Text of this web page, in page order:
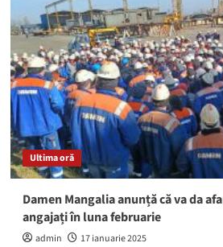
Georgescu:
„Limanu,
2
Mai,
Vama
Veche
și
Hagieni
au
o
echipă
formată
un
deputat
și
Ultima oră
Damen Mangalia anunță că va da
angajați în luna februarie
admin
17 ianuarie 2025